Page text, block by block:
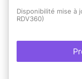
Disponibilité mise à
RDV360)